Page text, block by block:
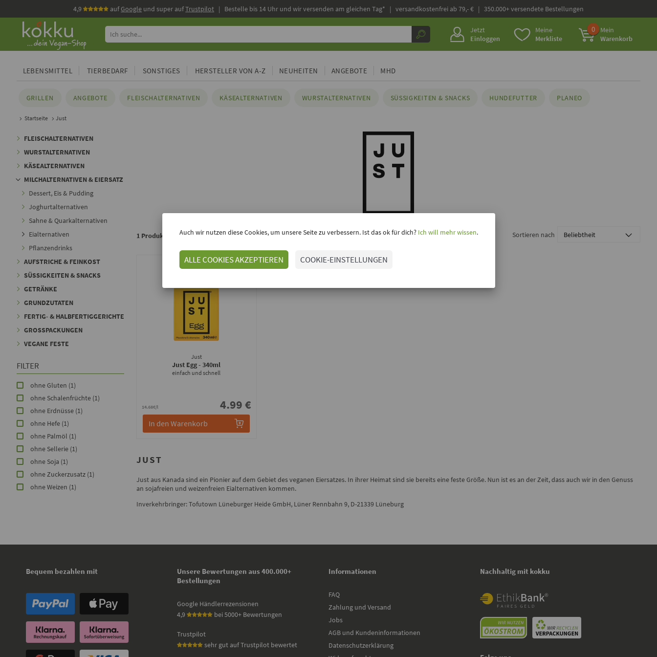
4,9 aufGoogle und super aufTrustpilot | Bestelle bis 14 Uhr und wir versenden am gleichen Tag* | versandkostenfrei ab 79,- € | 350.000+ versendete Bestellungen
Jetzt
Einloggen
Meine
Merkliste
0
Mein
Warenkorb
LEBENSMITTEL TIERBEDARF SONSTIGES HERSTELLER VON A-Z NEUHEITEN ANGEBOTE MHD
GRILLEN ANGEBOTE FLEISCHALTERNATIVEN KÄSEALTERNATIVEN WURSTALTERNATIVEN SÜSSIGKEITEN & SNACKS HUNDEFUTTER PLANEO
Startseite Just
FLEISCHALTERNATIVEN
WURSTALTERNATIVEN
KÄSEALTERNATIVEN
MILCHALTERNATIVEN & EIERSATZ
Dessert, Eis & Pudding
Joghurtalternativen
Sahne & Quarkalternativen
Eialternativen
Pflanzendrinks
AUFSTRICHE & FEINKOST
SÜSSIGKEITEN & SNACKS
GETRÄNKE
GRUNDZUTATEN
FERTIG- & HALBFERTIGGERICHTE
GROSSPACKUNGEN
VEGANE FESTE
FILTER
ohne Gluten (1)
ohne Schalenfrüchte (1)
ohne Erdnüsse (1)
ohne Hefe (1)
ohne Palmöl (1)
ohne Sellerie (1)
ohne Soja (1)
ohne Zuckerzusatz (1)
ohne Weizen (1)
1 Produkte bei kokku Sortieren nach
Just
Just Egg- 340ml
einfach und schnell
14.68€/l 4.99 €
In den Warenkorb
JUST
Just aus Kanada sind ein Pionier auf dem Gebiet des veganen Eiersatzes. In ihrer Heimat sind sie bereits eine feste Größe. Nun ist es an der Zeit, dass auch wir in den Genuss
an sojafreien und weizenfreien Eialternativen kommen.
Inverkehrbringer: Tofutown Lüneburger Heide GmbH, Lüner Rennbahn 9, D-21339 Lüneburg
Bequem bezahlen mit
Unsere Bewertungen aus 400.000+
Bestellungen
Google Händlerrezensionen
4,9
bei 5000+ Bewertungen
Trustpilot
sehr gut auf Trustpilot bewertet
Informationen
FAQ
Zahlung und Versand
Jobs
AGB und Kundeninformationen
Datenschutzerklärung
Nachhaltig mit kokku
Auch wir nutzen diese Cookies, um unsere Seite zu verbessern. Ist das ok für dich?Ich will mehr wissen.
ALLE COOKIES AKZEPTIEREN COOKIE-EINSTELLUNGEN